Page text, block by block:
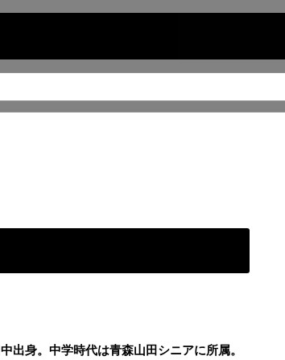
出身。中学時代は青森山田シニアに所属。